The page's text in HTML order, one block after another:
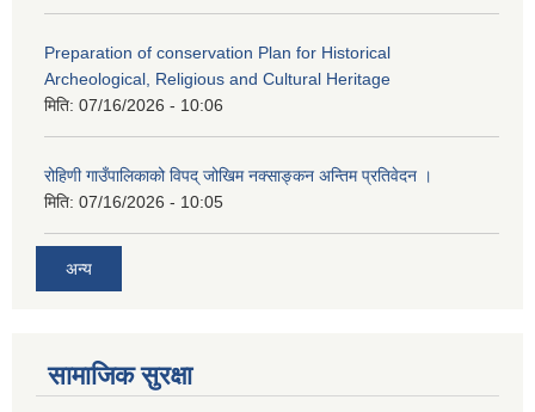
Preparation of conservation Plan for Historical
Archeological, Religious and Cultural Heritage
मिति: 07/16/2026 - 10:06
रोहिणी गाउँपालिकाको विपद् जोखिम नक्साङ्कन अन्तिम प्रतिवेदन ।
मिति: 07/16/2026 - 10:05
अन्य
सामाजिक सुरक्षा